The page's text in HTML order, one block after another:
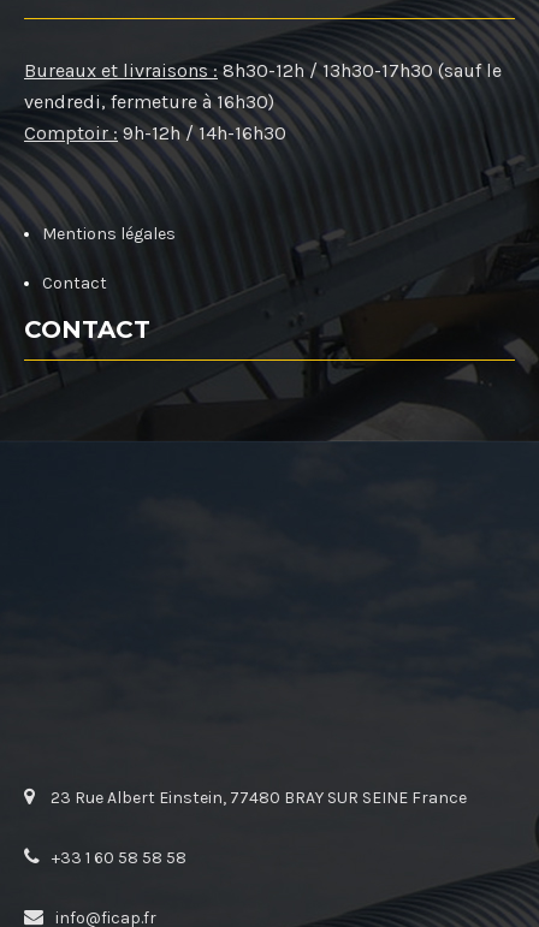
Bureaux et livraisons : 8h30-12h / 13h30-17h30 (sauf le
vendredi, fermeture à 16h30)
Comptoir : 9h-12h / 14h-16h30
Mentions légales
Contact
CONTACT
23 Rue Albert Einstein, 77480 BRAY SUR SEINE France
+33 1 60 58 58 58
info@ficap.fr